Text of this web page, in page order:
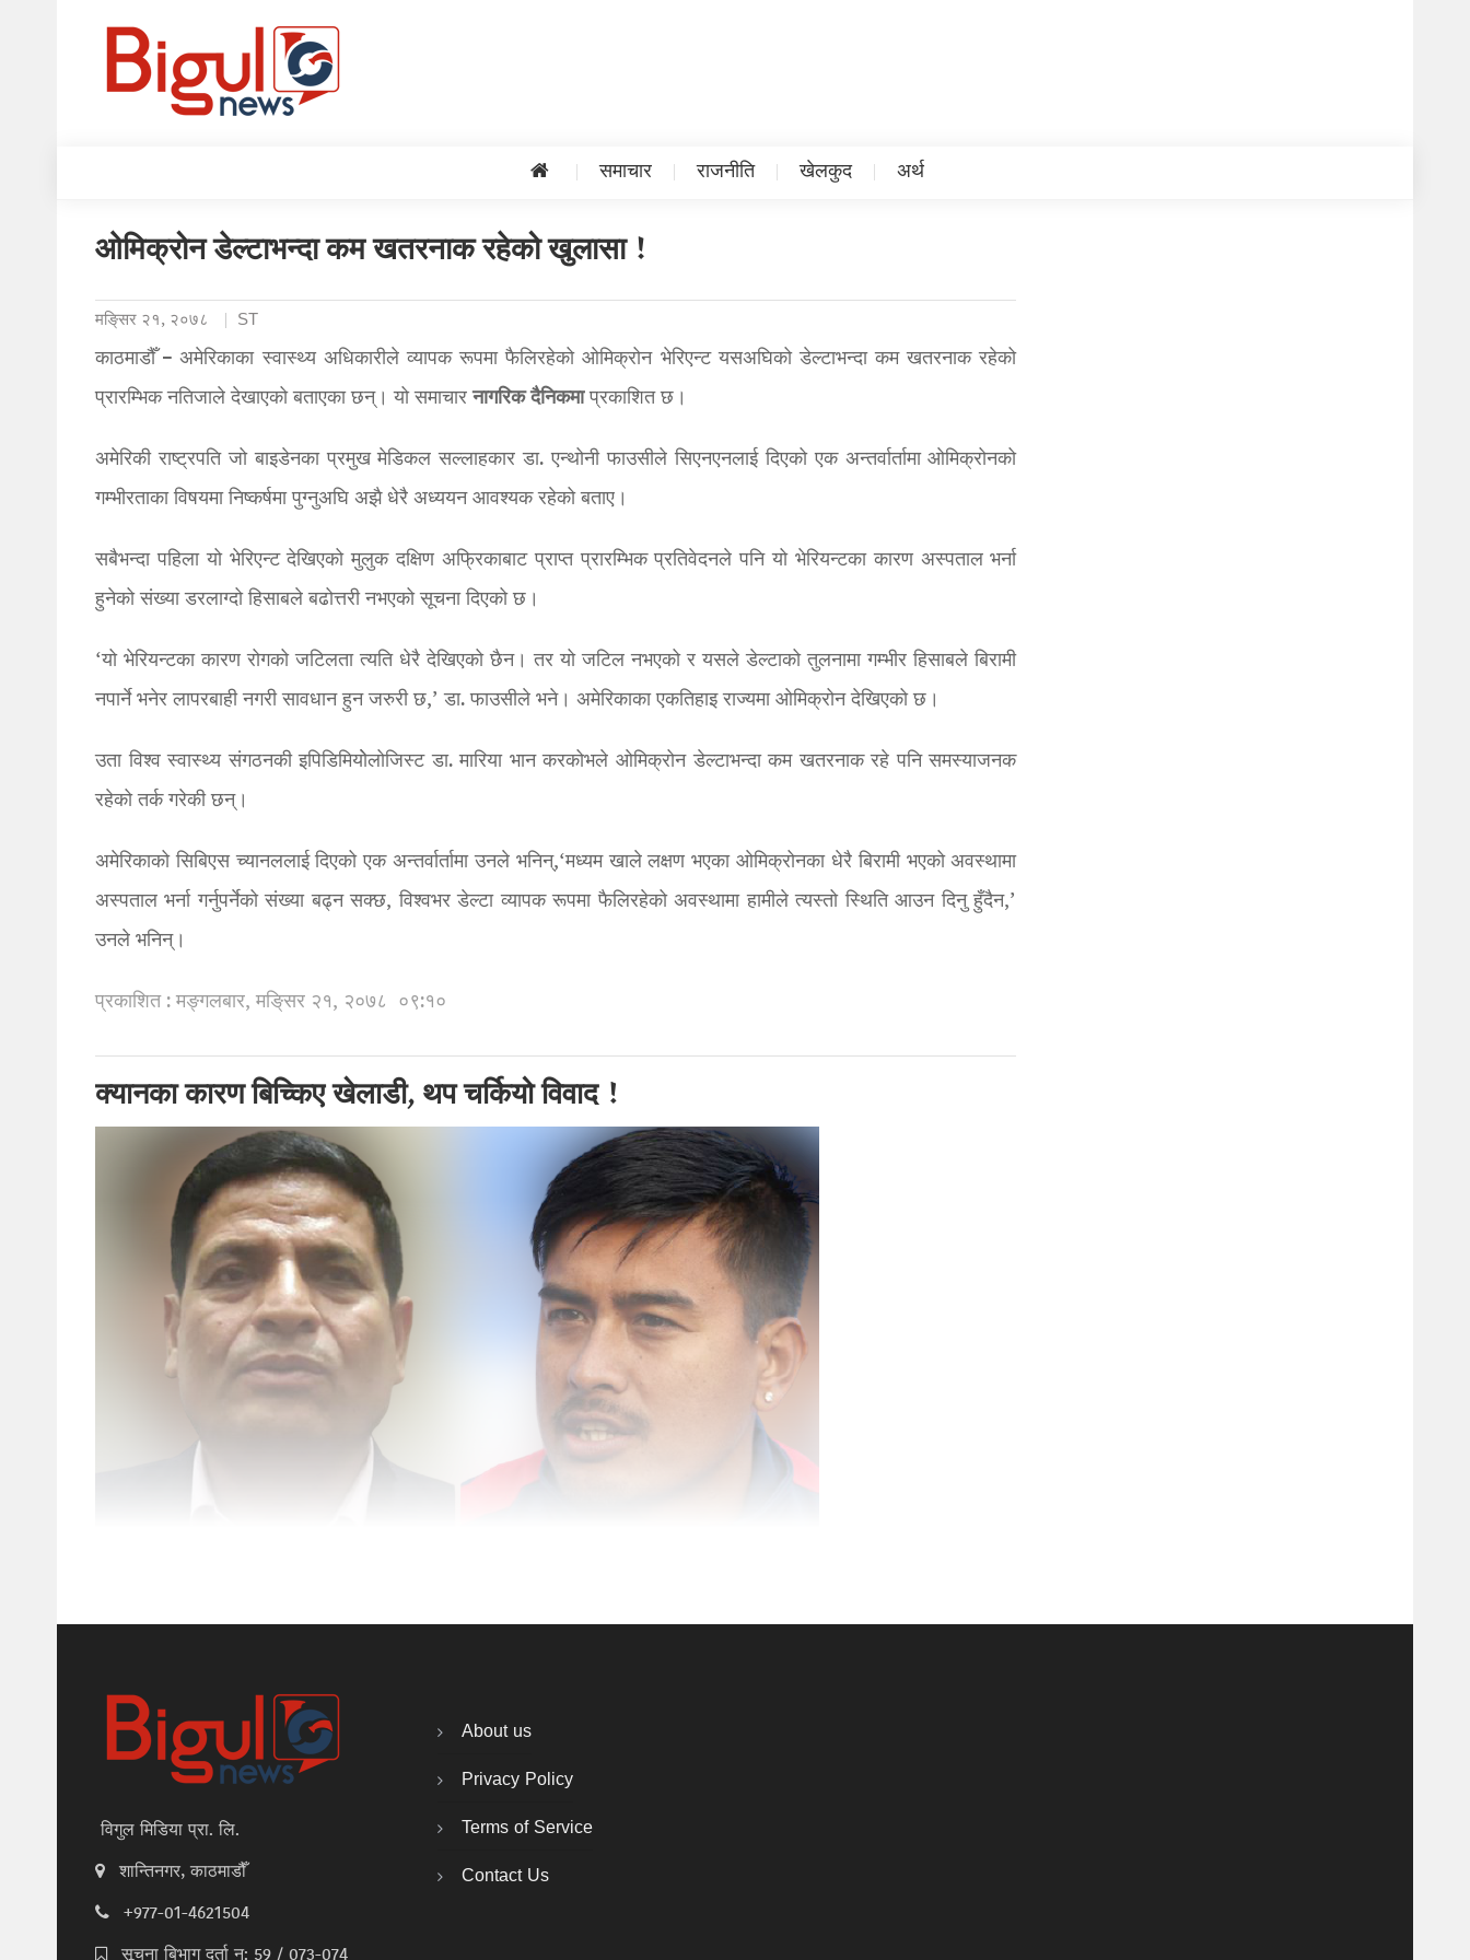
समाचार राजनीति खेलकुद अर्थ
ओमिक्रोन डेल्टाभन्दा कम खतरनाक रहेको खुलासा !
मङि्सर २१, २०७८ ST
काठमाडौँ – अमेरिकाका स्वास्थ्य अधिकारीले व्यापक रूपमा फैलिरहेको ओमिक्रोन भेरिएन्ट यसअघिको डेल्टाभन्दा कम खतरनाक रहेको
प्रारम्भिक नतिजाले देखाएको बताएका छन्। यो समाचारनागरिकदैनिकमाप्रकाशित छ।
अमेरिकी राष्ट्रपति जो बाइडेनका प्रमुख मेडिकल सल्लाहकार डा. एन्थोनी फाउसीले सिएनएनलाई दिएको एक अन्तर्वार्तामा ओमिक्रोनको
गम्भीरताका विषयमा निष्कर्षमा पुग्नुअघि अझै धेरै अध्ययन आवश्यक रहेको बताए।
सबैभन्दा पहिला यो भेरिएन्ट देखिएको मुलुक दक्षिण अफ्रिकाबाट प्राप्त प्रारम्भिक प्रतिवेदनले पनि यो भेरियन्टका कारण अस्पताल भर्ना
हुनेको संख्या डरलाग्दो हिसाबले बढोत्तरी नभएको सूचना दिएको छ।
‘यो भेरियन्टका कारण रोगको जटिलता त्यति धेरै देखिएको छैन। तर यो जटिल नभएको र यसले डेल्टाको तुलनामा गम्भीर हिसाबले बिरामी
नपार्ने भनेर लापरबाही नगरी सावधान हुन जरुरी छ,’ डा. फाउसीले भने। अमेरिकाका एकतिहाइ राज्यमा ओमिक्रोन देखिएको छ।
उता विश्व स्वास्थ्य संगठनकी इपिडिमियोेलोजिस्ट डा. मारिया भान करकोभले ओमिक्रोन डेल्टाभन्दा कम खतरनाक रहे पनि समस्याजनक
रहेको तर्क गरेकी छन्।
अमेरिकाको सिबिएस च्यानललाई दिएको एक अन्तर्वार्तामा उनले भनिन्,‘मध्यम खाले लक्षण भएका ओमिक्रोनका धेरै बिरामी भएको अवस्थामा
अस्पताल भर्ना गर्नुपर्नेको संख्या बढ्न सक्छ, विश्वभर डेल्टा व्यापक रूपमा फैलिरहेको अवस्थामा हामीले त्यस्तो स्थिति आउन दिनु हुँदैन,’
उनले भनिन्।
प्रकाशित : मङ्गलबार, मङि्सर २१, २०७८ ०९:१०
क्यानका कारण बिच्किए खेलाडी, थप चर्कियो विवाद !
विगुल मिडिया प्रा. लि.
शान्तिनगर, काठमाडौँ
+977-01-4621504
About us
Privacy Policy
Terms of Service
Contact Us